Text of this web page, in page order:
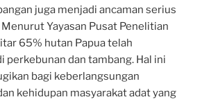
juga menjadi ancaman serius
Yayasan Pusat Penelitian
65% hutan Papua telah
perkebunan dan tambang. Hal ini
bagi keberlangsungan
kehidupan masyarakat adat yang